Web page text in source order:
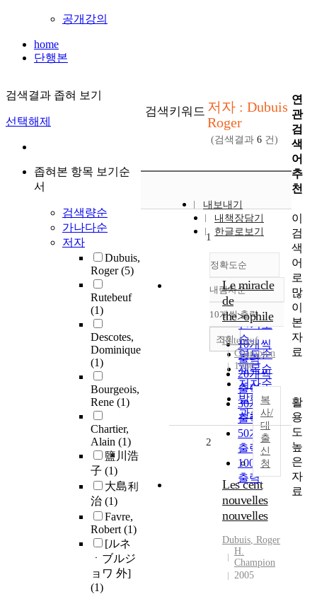
공개강의
home
단행본
검색결과 좁혀 보기
선택해제
좁혀본 항목 보기순
서
검색량순
가나다순
저자
Dubuis,
Roger(5)
Rutebeuf
(1)
Descotes,
Dominique
(1)
Bourgeois,
Rene (1)
Chartier,
Alain (1)
鹽川浩
子 (1)
大島利
治 (1)
Favre,
Robert(1)
[ルネ
ㆍブルジ
ョワ 外]
(1)
검색키워드 저자 : Dubuis
Roger
(검색결과 6 건)
내보내기
내책장담기
한글로보기
정확도순
정확도
순
인기도
순
연도순
제목순
저자순
발행기
관순
내림차순
내림차순
10개씩 출력
10개씩
출력
20개씩
출력
30개씩
출력
50개씩
출력
100개씩
출력
조회
1
Le miracle
de
the>ophile
Rutebeuf
Champion
1986
복
사/
대
출
신
청
2
Les cent
nouvelles
nouvelles
Dubuis, Roger
H.
Champion
2005
연
관
검
색
어
추
천
이
검
색
어
로
많
이
본
자
료
활
용
도
높
은
자
료